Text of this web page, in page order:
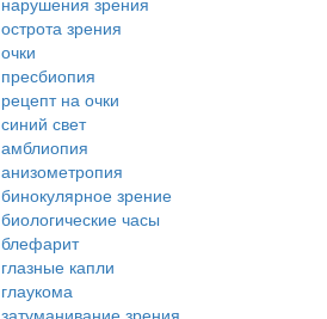
острота зрения
очки
пресбиопия
рецепт на очки
синий свет
амблиопия
анизометропия
бинокулярное зрение
биологические часы
блефарит
глазные капли
глаукома